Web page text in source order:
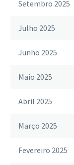
Setembro 2025
Julho 2025
Junho 2025
Maio 2025
Abril 2025
Março 2025
Fevereiro 2025